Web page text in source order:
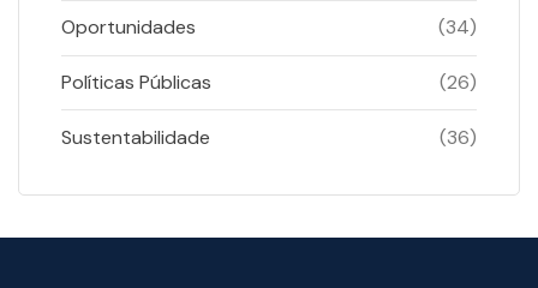
Oportunidades (34)
Políticas Públicas (26)
Sustentabilidade (36)